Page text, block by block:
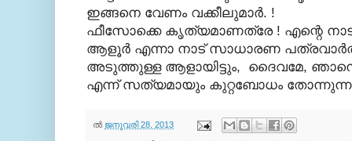
ഇങ്ങനെ വേണം വക്കീലുമാര്‍. !
ഫീസോക്കെ കൃത്യമാണത്രേ ! എന്റെ
ആളൂര്‍ എന്നാ നാട് സാധാരണ
അടുത്തുള്ള ആളായിട്ടും, ദൈവമേ,
എന്ന് സത്യമായും കുറ്റബോധം
ല്‍ ജനുവരി 28, 2013